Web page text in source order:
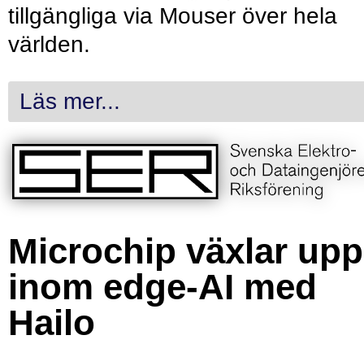
tillgängliga via Mouser över hela
världen.
Läs mer...
Microchip växlar upp
inom edge-AI med
Hailo